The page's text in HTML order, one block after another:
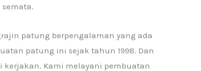
patung berpengalaman yang ada
patung ini sejak tahun 1998. Dan
Kami melayani pembuatan